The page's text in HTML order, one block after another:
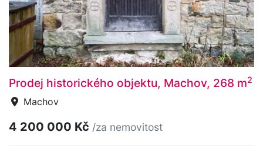
Prodej historického objektu, Machov, 268 m2
Machov
4 200 000 Kč /za nemovitost